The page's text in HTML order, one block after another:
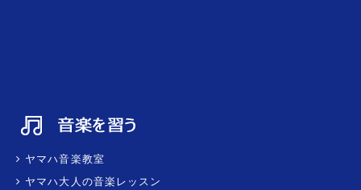
ヤマハ音楽教室
ヤマハ大人の音楽レッスン